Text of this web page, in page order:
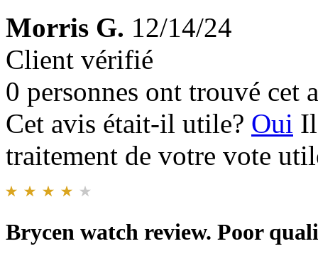
Morris G. 12/14/24
Client vérifié
0 personnes ont trouvé cet
Cet avis était-il utile? Oui
traitement de votre vote
Brycen watch review. Poor